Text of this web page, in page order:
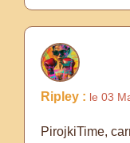
Ripley : le 03
PirojkiTime,